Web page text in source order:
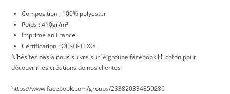
Composition : 100% polyester
Poids : 410gr/m²
Imprimé en France
Certification : OEKO-TEX®
N’hésitez pas à nous suivre sur le groupe facebook lili coton pour
découvrir les créations de nos clientes
https://www.facebook.com/groups/233820334859286